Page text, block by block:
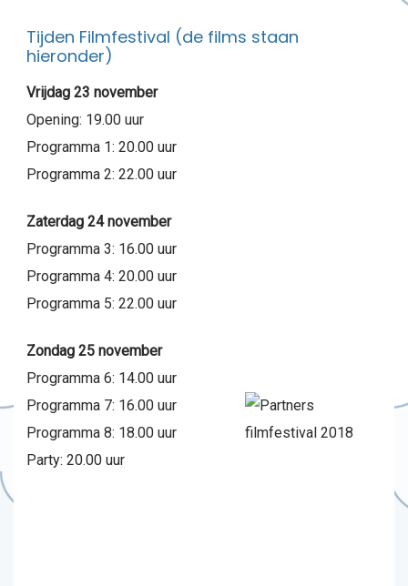
Tijden Filmfestival (de films staan
hieronder)
Vrijdag 23 november
Opening: 19.00 uur
Programma 1: 20.00 uur
Programma 2: 22.00 uur
Zaterdag 24 november
Programma 3: 16.00 uur
Programma 4: 20.00 uur
Programma 5: 22.00 uur
Zondag 25 november
Programma 6: 14.00 uur
Programma 7: 16.00 uur
Programma 8: 18.00 uur
Party: 20.00 uur